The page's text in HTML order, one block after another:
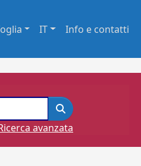
IT Info e contatti
avanzata